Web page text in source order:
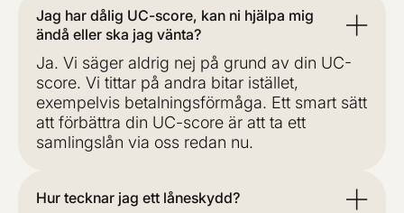
Jag har dålig UC-score, kan ni hjälpa mig
ändå eller ska jag vänta?
Ja. Vi säger aldrig nej på grund av din UC-
score. Vi tittar på andra bitar istället,
exempelvis betalningsförmåga. Ett smart sätt
att förbättra din UC-score är att ta ett
samlingslån via oss redan nu.
Hur tecknar jag ett låneskydd?